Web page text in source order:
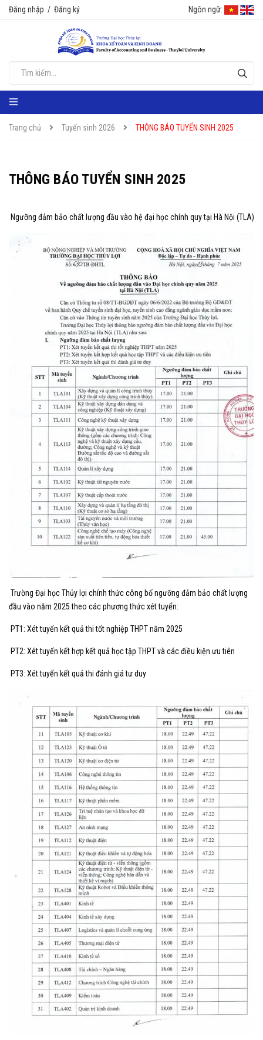
Đăng nhập / Đăng ký Ngôn ngữ:
Trang chủ Tuyển sinh 2026 THÔNG BÁO TUYỂN SINH 2025
THÔNG BÁO TUYỂN SINH 2025
Ngưỡng đảm bảo chất lượng đầu vào hệ đại học chính quy tại Hà Nội (TLA)
Trường Đại học Thủy lợi chính thức công bố ngưỡng đảm bảo chất lượng
đầu vào năm 2025 theo các phương thức xét tuyển:
PT1: Xét tuyển kết quả thi tốt nghiệp THPT năm 2025
PT2: Xét tuyển kết hợp kết quả học tập THPT và các điều kiện ưu tiên
PT3: Xét tuyển kết quả thi đánh giá tư duy